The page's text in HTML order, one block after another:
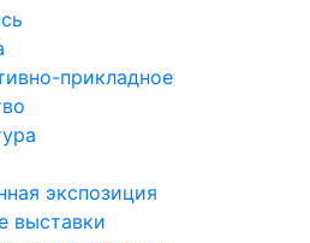
прикладное
экспозиция
выставки